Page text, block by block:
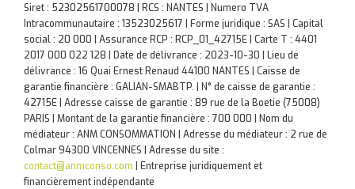
Siret : 52302561700078 | RCS : NANTES | Numero TVA
Intracommunautaire : 13523025617 | Forme juridique : SAS | Capital
social : 20 000 | Assurance RCP : RCP_01_42715E | Carte T : 4401
2017 000 022 128 | Date de délivrance : 2023-10-30 | Lieu de
délivrance : 16 Quai Ernest Renaud 44100 NANTES | Caisse de
garantie financière : GALIAN-SMABTP. | N° de caisse de garantie :
42715E | Adresse caisse de garantie : 89 rue de la Boetie (75008)
PARIS | Montant de la garantie financière : 700 000 | Nom du
médiateur : ANM CONSOMMATION | Adresse du médiateur : 2 rue de
Colmar 94300 VINCENNES | Adresse du site :
contact@anmconso.com
Entreprise juridiquement et
financièrement indépendante